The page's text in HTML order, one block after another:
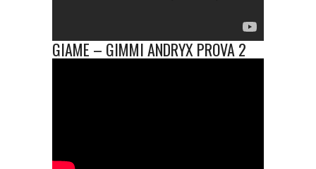
GIAME – GIMMI ANDRYX PROVA 2